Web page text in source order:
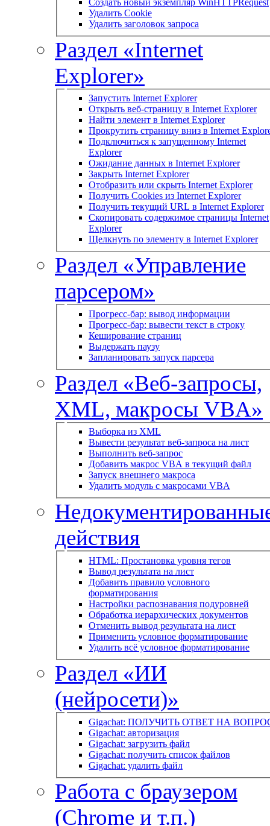
Удалить Cookie
Удалить заголовок запроса
Раздел «Internet
Explorer»
Запустить Internet Explorer
Открыть веб-страницу в Internet Explorer
Найти элемент в Internet Explorer
Прокрутить страницу вниз в Internet
Подключиться к запущенному Internet
Explorer
Ожидание данных в Internet Explorer
Закрыть Internet Explorer
Отобразить или скрыть Internet Explorer
Получить Cookies из Internet Explorer
Получить текущий URL в Internet Explorer
Скопировать содержимое страницы Internet
Explorer
Щелкнуть по элементу в Internet Explorer
Раздел «Управление
парсером»
Прогресс-бар: вывод информации
Прогресс-бар: вывести текст в строку
Кеширование страниц
Выдержать паузу
Запланировать запуск парсера
Раздел «Веб-запросы,
XML, макросы VBA»
Выборка из XML
Вывести результат веб-запроса на лист
Выполнить веб-запрос
Добавить макрос VBA в текущий файл
Запуск внешнего макроса
Удалить модуль с макросами VBA
действия
HTML: Простановка уровня тегов
Вывод результата на лист
Добавить правило условного
форматирования
Настройки распознавания подуровней
Обработка иерархических документов
Отменить вывод результата на лист
Применить условное форматирование
Удалить всё условное форматирование
Раздел «ИИ
(нейросети)»
Gigachat: ПОЛУЧИТЬ ОТВЕТ НА
Gigachat: авторизация
Gigachat: загрузить файл
Gigachat: получить список файлов
Gigachat: удалить файл
Работа с браузером
(Chrome и т.п.)